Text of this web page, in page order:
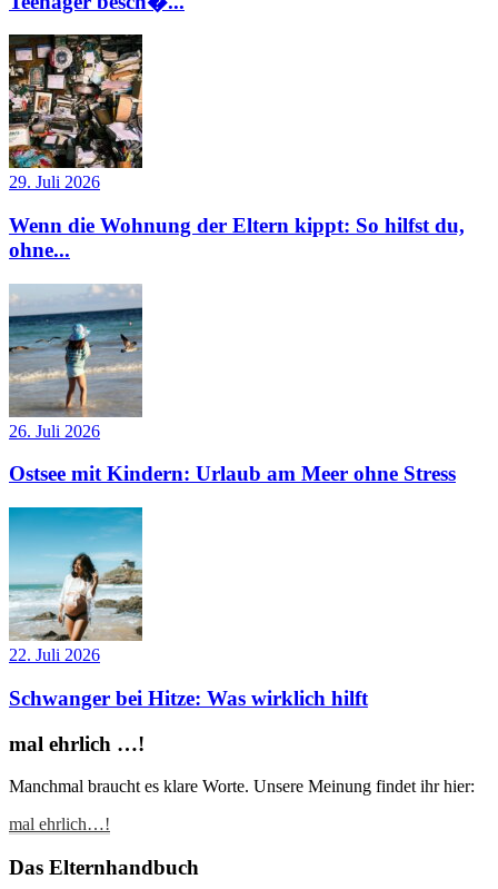
29. Juli 2026
Wenn die Wohnung der Eltern kippt: So hilfst du,
ohne...
26. Juli 2026
Ostsee mit Kindern: Urlaub am Meer ohne Stress
22. Juli 2026
Schwanger bei Hitze: Was wirklich hilft
mal ehrlich …!
Manchmal braucht es klare Worte. Unsere Meinung findet ihr hier:
mal ehrlich…!
Das Elternhandbuch